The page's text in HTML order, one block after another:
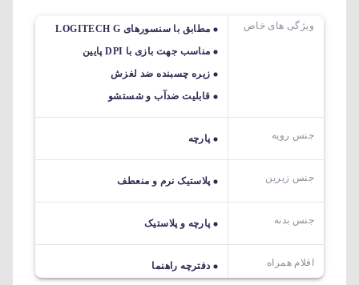
ویژگی های خاص
مطابق با سنسورهای LOGITECH G
مناسب جهت بازی با DPI پایین
زیره چسبنده ضد لغزش
قابلیت ضدآب و شستشو
جنس رویه پارچه
جنس زیرین پلاستیک نرم و منعطف
جنس بدنه پارچه و پلاستیک
اقلام همراه دفترچه راهنما